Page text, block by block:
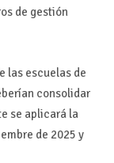
de gestión
las escuelas de
consolidar
se aplicará la
de 2025 y